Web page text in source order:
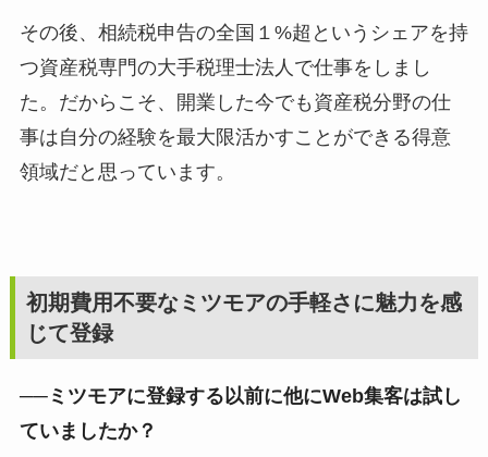
その後、相続税申告の全国１%超というシェアを持
つ資産税専門の大手税理士法人で仕事をしまし
た。だからこそ、開業した今でも資産税分野の仕
事は自分の経験を最大限活かすことができる得意
領域だと思っています。
初期費用不要なミツモアの手軽さに魅力を感
じて登録
──ミツモアに登録する以前に他にWeb集客は試し
ていましたか？